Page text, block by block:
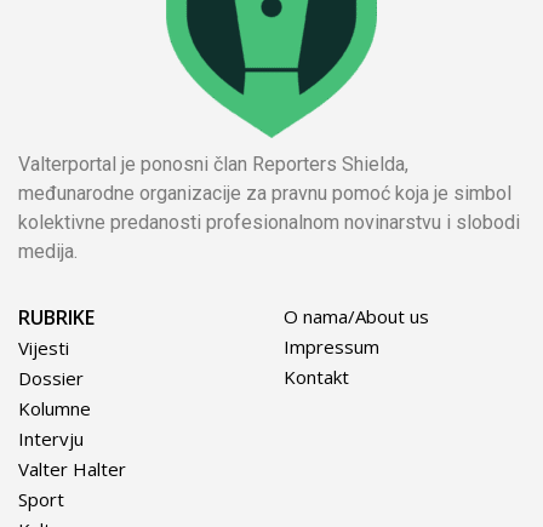
Valterportal je ponosni član Reporters Shielda,
međunarodne organizacije za pravnu pomoć koja je simbol
kolektivne predanosti profesionalnom novinarstvu i slobodi
medija.
RUBRIKE
Vijesti
Dossier
Kolumne
Intervju
Valter Halter
Sport
O nama/About us
Impressum
Kontakt